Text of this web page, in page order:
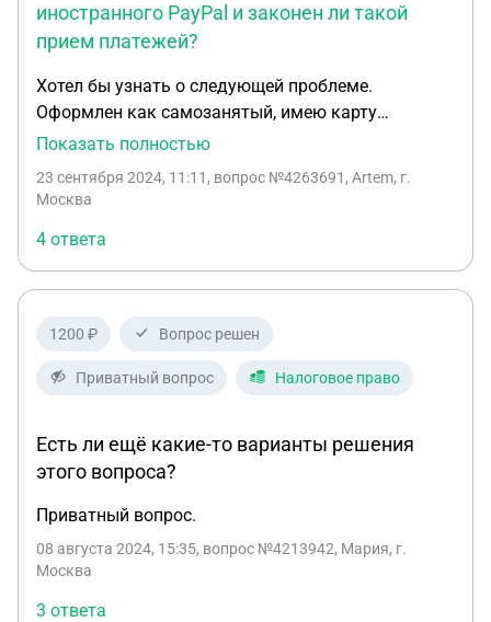
иностранного PayPal и законен ли такой
прием платежей?
Хотел бы узнать о следующей проблеме.
Оформлен как самозанятый, имею карту
казахского банка. Также на казахский номер
к нему казахскую карту. Получаю деньги от
Paypal. Далее перевожу оттуда деньги на
казахскую карту , а с казахской карты уже на
карту российского банка. Возникают вопросы.
paypal? Законно ли вообще получать деньги
таким способом при условии, что все налоги
операций. Никаких разъяснений по этому поводу
от ФНС не видел .
Показать полностью
23 сентября 2024, 11:11 , вопрос №4263691, Artem, г.
Москва
4 ответа
1200 ₽ Вопрос решен
Приватный вопрос Налоговое право
Есть ли ещё какие-то варианты решения
этого вопроса?
Приватный вопрос.
08 августа 2024, 15:35, вопрос №4213942, Мария, г.
Москва
3 ответа